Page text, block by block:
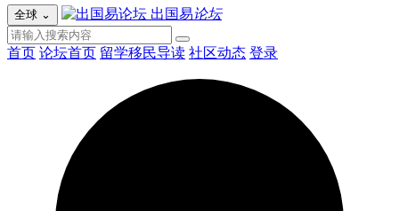
全球 ⌄ 出国易论坛
首页 论坛首页 留学移民导读 社区动态 登录